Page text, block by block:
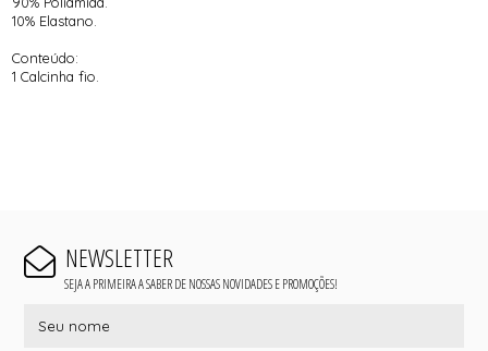
10% Elastano.
Conteúdo:
1 Calcinha fio.
NEWSLETTER
SEJA A PRIMEIRA A SABER DE NOSSAS NOVIDADES E PROMOÇÕES!